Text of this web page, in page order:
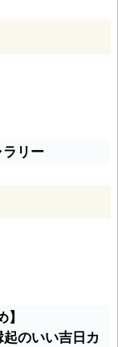
リー
のいい吉日カ